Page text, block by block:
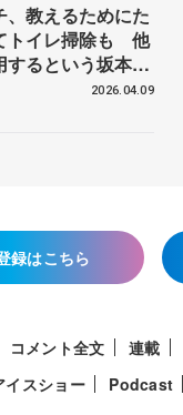
、教えるためにた
トイレ掃除も 他
するという坂本花
2026.04.09
録はこちら
コメント全文 連載
イスショー Podcast